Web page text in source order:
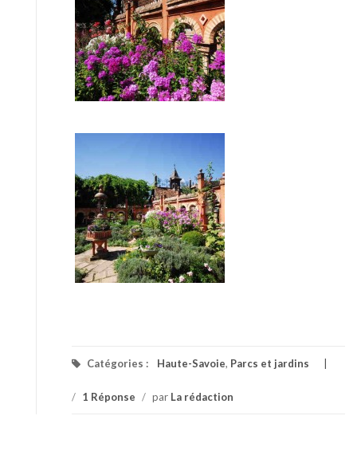
Catégories : Haute-Savoie, Parcs et jardins
/ 1 Réponse / par La rédaction